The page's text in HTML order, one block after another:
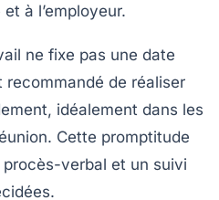
et à l’employeur.
ne fixe pas une date
de réaliser
idéalement dans les
Cette promptitude
verbal et un suivi